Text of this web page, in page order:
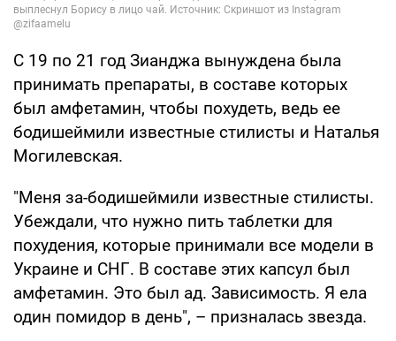
С 19 по 21 год Зианджа вынуждена была
принимать препараты, в составе которых
был амфетамин, чтобы похудеть, ведь ее
бодишеймили известные стилисты и Наталья
Могилевская.
"Меня за-бодишеймили известные стилисты.
Убеждали, что нужно пить таблетки для
похудения, которые принимали все модели в
Украине и СНГ. В составе этих капсул был
амфетамин. Это был ад. Зависимость. Я ела
один помидор в день", – призналась звезда.